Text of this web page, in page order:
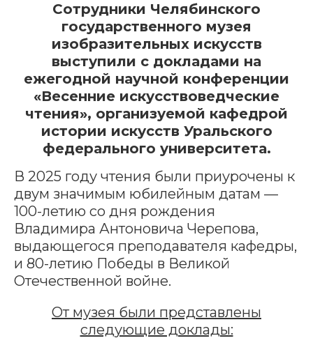
Сотрудники Челябинского
государственного музея
изобразительных искусств
выступили с докладами на
ежегодной научной конференции
«Весенние искусствоведческие
чтения», организуемой кафедрой
истории искусств Уральского
федерального университета.
В 2025 году чтения были приурочены к
двум значимым юбилейным датам —
100-летию со дня рождения
Владимира Антоновича Черепова,
выдающегося преподавателя кафедры,
и 80-летию Победы в Великой
Отечественной войне.
От музея были представлены
следующие доклады: